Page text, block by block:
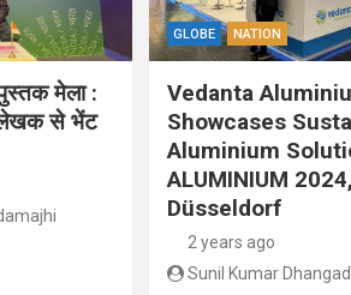
मेला :
लेखक से भेंट
GLOBE NATION
Vedanta
Showcases
Aluminium
ALUMINIUM 2024,
Düsseldorf
2 years ago
Sunil Kumar